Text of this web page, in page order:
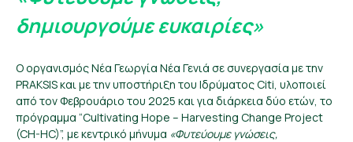
δημιουργούμε ευκαιρίες»
Ο οργανισμός Νέα Γεωργία Νέα Γενιά σε συνεργασία με την
PRAKSIS και με την υποστήριξη του Ιδρύματος Citi, υλοποιεί
από τον Φεβρουάριο του 2025 και για διάρκεια δύο ετών, το
πρόγραμμα “Cultivating Hope – Harvesting Change Project
(CH-HC)”, με κεντρικό μήνυμα «Φυτεύουμε γνώσεις,